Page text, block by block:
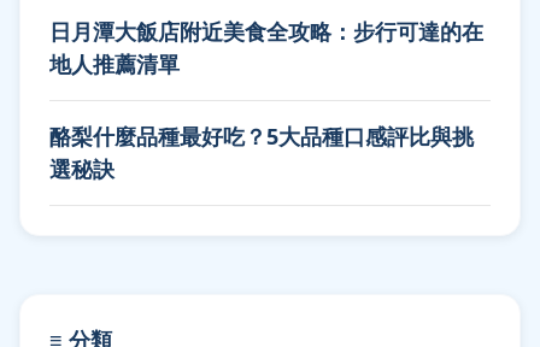
日月潭大飯店附近美食全攻略：步行可達的在
地人推薦清單
酪梨什麼品種最好吃？5大品種口感評比與挑
選秘訣
≡ 分類